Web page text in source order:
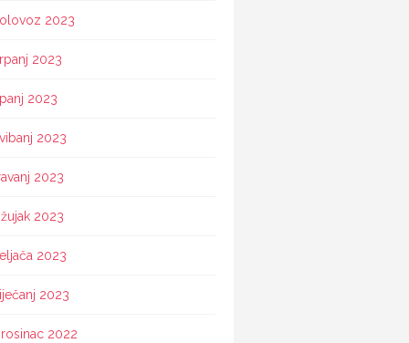
2023
2023
2023
2023
2023
2023
2023
2023
2022